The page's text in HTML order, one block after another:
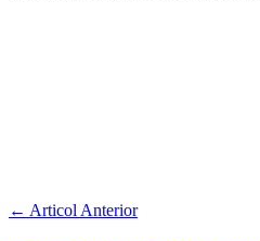
← Articol Anterior